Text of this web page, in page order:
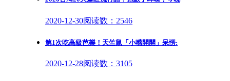
2020-12-30阅读数：2546
第1次吃高級芭樂！天竺鼠「小嘴開開」呆愣:
2020-12-28阅读数：3105